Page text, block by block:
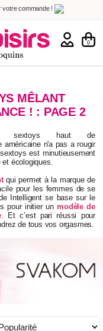
commande !
payer !
dès 69,00€ d'achat)
0
MÊLANT
! : PAGE 2
haut de
américaine n'a pas a rougir
est minutieusement
écologiques.
qui permet à la marque de
pour les femmes de se
Intelligent se base sur le
pour initier unmodèle de
. Et c’est pari réussi pour
de tous vos orgasmes.